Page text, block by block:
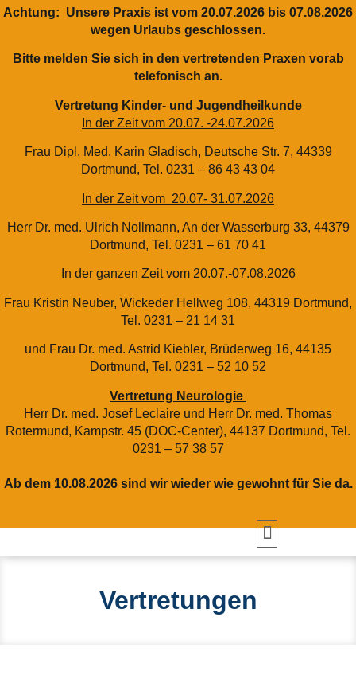
Achtung: Unsere Praxis ist vom 20.07.2026 bis 07.08.2026
wegen Urlaubs geschlossen.
Bitte melden Sie sich in den vertretenden Praxen vorab
telefonisch an.
Vertretung Kinder- und Jugendheilkunde
In der Zeit vom 20.07. -24.07.2026
Frau Dipl. Med. Karin Gladisch, Deutsche Str. 7, 44339
Dortmund, Tel. 0231 – 86 43 43 04
In der Zeit vom 20.07- 31.07.2026
Herr Dr. med. Ulrich Nollmann, An der Wasserburg 33, 44379
Dortmund, Tel. 0231 – 61 70 41
In der ganzen Zeit vom 20.07.-07.08.2026
Frau Kristin Neuber, Wickeder Hellweg 108, 44319 Dortmund,
Tel. 0231 – 21 14 31
und Frau Dr. med. Astrid Kiebler, Brüderweg 16, 44135
Dortmund, Tel. 0231 – 52 10 52
Vertretung Neurologie
Herr Dr. med. Josef Leclaire und Herr Dr. med. Thomas
Rotermund, Kampstr. 45 (DOC-Center), 44137 Dortmund, Tel.
0231 – 57 38 57
Ab dem 10.08.2026 sind wir wieder wie gewohnt für Sie da.
Vertretungen